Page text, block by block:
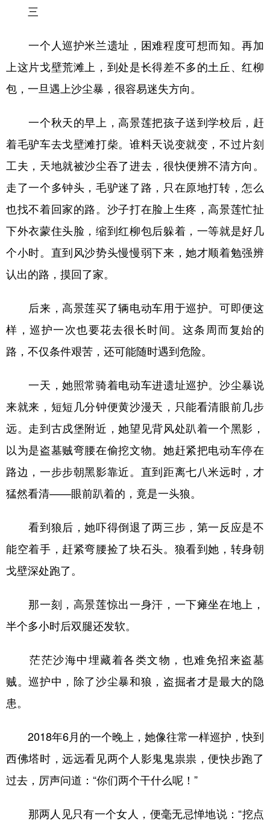
三
一个人巡护米兰遗址，困难程度可想而知。再加
上这片戈壁荒滩上，到处是长得差不多的土丘、红柳
包，一旦遇上沙尘暴，很容易迷失方向。
一个秋天的早上，高景莲把孩子送到学校后，赶
着毛驴车去戈壁滩打柴。谁料天说变就变，不过片刻
工夫，天地就被沙尘吞了进去，很快便辨不清方向。
走了一个多钟头，毛驴迷了路，只在原地打转，怎么
也找不着回家的路。沙子打在脸上生疼，高景莲忙扯
下外衣蒙住头脸，缩到红柳包后躲着，一等就是好几
个小时。直到风沙势头慢慢弱下来，她才顺着勉强辨
认出的路，摸回了家。
后来，高景莲买了辆电动车用于巡护。可即便这
样，巡护一次也要花去很长时间。这条周而复始的
路，不仅条件艰苦，还可能随时遇到危险。
一天，她照常骑着电动车进遗址巡护。沙尘暴说
来就来，短短几分钟便黄沙漫天，只能看清眼前几步
远。走到古戍堡附近，她望见背风处趴着一个黑影，
以为是盗墓贼弯腰在偷挖文物。她赶紧把电动车停在
路边，一步步朝黑影靠近。直到距离七八米远时，才
猛然看清——眼前趴着的，竟是一头狼。
看到狼后，她吓得倒退了两三步，第一反应是不
能空着手，赶紧弯腰捡了块石头。狼看到她，转身朝
戈壁深处跑了。
那一刻，高景莲惊出一身汗，一下瘫坐在地上，
半个多小时后双腿还发软。
茫茫沙海中埋藏着各类文物，也难免招来盗墓
贼。巡护中，除了沙尘暴和狼，盗掘者才是最大的隐
患。
2018年6月的一个晚上，她像往常一样巡护，快到
西佛塔时，远远看见两个人影鬼鬼祟祟，便快步跑了
过去，厉声问道：“你们两个干什么呢！”
那两人见只有一个女人，便毫无忌惮地说：“挖点